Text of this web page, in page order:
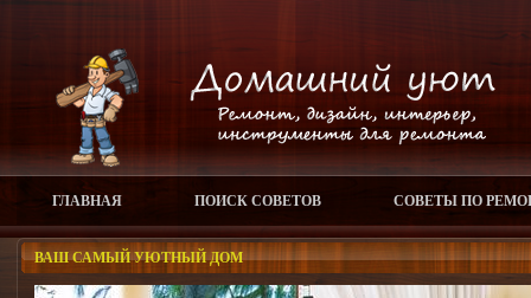
ГЛАВНАЯ ПОИСК СОВЕТОВ СОВЕТЫ ПО
ВАШ САМЫЙ УЮТНЫЙ ДОМ